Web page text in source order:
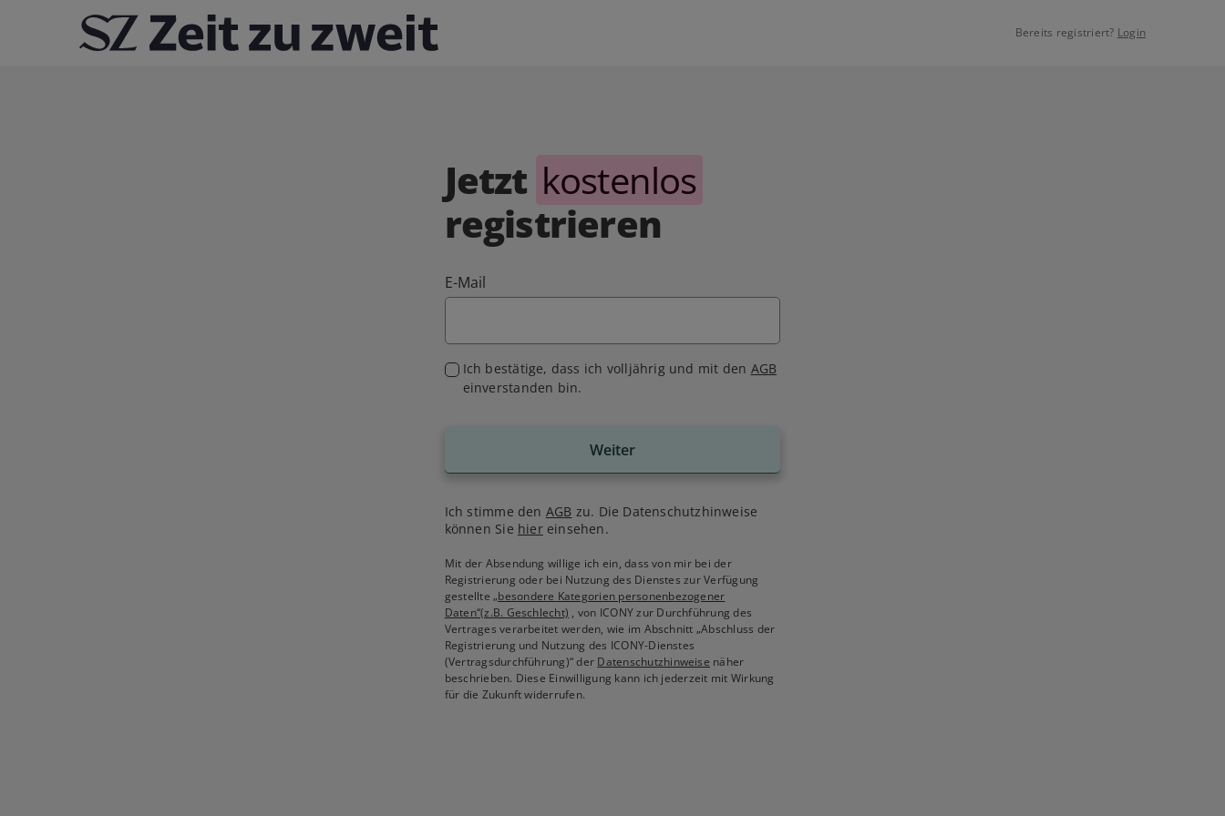
Bereits registriert? Login
Jetzt kostenlos
registrieren
E-Mail
Ich bestätige, dass ich volljährig und mit den AGB
einverstanden bin.
Weiter
Ich stimme den AGB zu. Die Datenschutzhinweise
können Sie hiereinsehen.
Mit der Absendung willige ich ein, dass von mir bei der
Registrierung oder bei Nutzung des Dienstes zur Verfügung
gestellte„besondere Kategorien personenbezogener
Daten“(z.B. Geschlecht) , von ICONY zur Durchführung des
Vertrages verarbeitet werden, wie im Abschnitt „Abschluss der
Registrierung und Nutzung des ICONY-Dienstes
(Vertragsdurchführung)“ der Datenschutzhinweise näher
beschrieben. Diese Einwilligung kann ich jederzeit mit Wirkung
für die Zukunft widerrufen.